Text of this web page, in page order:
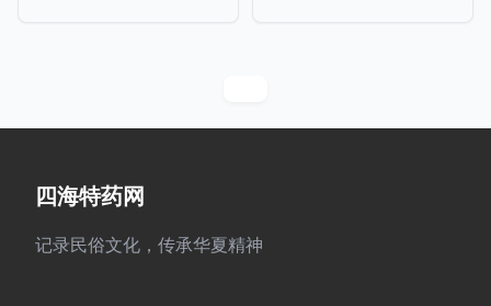
四海特药网
记录民俗文化，传承华夏精神